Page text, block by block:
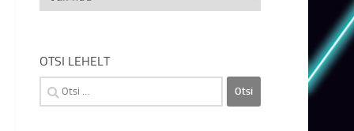
uudised
OTSI LEHELT
Otsi: